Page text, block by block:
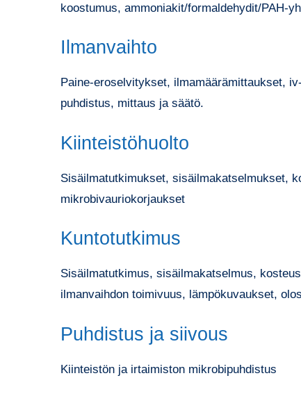
koostumus, ammoniakit/formaldehydit/PAH-
Ilmanvaihto
Paine-eroselvitykset, ilmamäärämittaukset,
puhdistus, mittaus ja säätö.
Kiinteistöhuolto
Sisäilmatutkimukset, sisäilmakatselmukset,
mikrobivauriokorjaukset
Kuntotutkimus
Sisäilmatutkimus, sisäilmakatselmus,
ilmanvaihdon toimivuus, lämpökuvaukset,
Puhdistus ja siivous
Kiinteistön ja irtaimiston mikrobipuhdistus